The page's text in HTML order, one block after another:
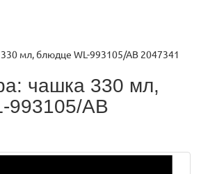
мл, блюдце WL-993105/AB 2047341
чашка 330 мл,
993105/AB